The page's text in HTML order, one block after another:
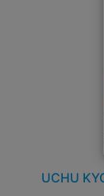
UCHU